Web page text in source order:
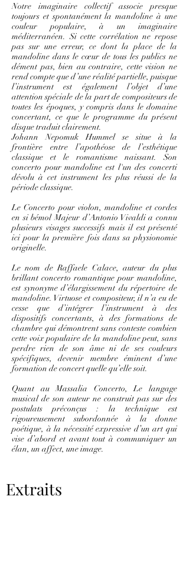
Notre imaginaire collectif associe presque
toujours et spontanément la mandoline à une
couleur populaire, à un imaginaire
méditerranéen. Si cette corrélation ne repose
pas sur une erreur, ce dont la place de la
mandoline dans le cœur de tous les publics ne
dément pas, bien au contraire, cette vision ne
rend compte que d’une réalité partielle, puisque
l’instrument est également l’objet d’une
attention spéciale de la part de compositeurs de
toutes les époques, y compris dans le domaine
concertant, ce que le programme du présent
disque traduit clairement.
Johann Nepomuk Hummel se situe à la
frontière entre l’apothéose de l’esthétique
classique et le romantisme naissant. Son
concerto pour mandoline est l'un des concerti
dévolu à cet instrument les plus réussi de la
période classique.
Le Concerto pour violon, mandoline et cordes
en si bémol Majeur d’Antonio Vivaldi a connu
plusieurs visages successifs mais il est présenté
ici pour la première fois dans sa physionomie
originelle.
Le nom de Raffaele Calace, auteur du plus
brillant concerto romantique pour mandoline,
est synonyme d’élargissement du répertoire de
mandoline. Virtuose et compositeur, il n’a eu de
cesse que d’intégrer l’instrument à des
dispositifs concertants, à des formations de
chambre qui démontrent sans conteste combien
cette voix populaire de la mandoline peut, sans
perdre rien de son âme ni de ses couleurs
spécifiques, devenir membre éminent d’une
formation de concert quelle qu’elle soit.
Quant au Massalia Concerto, Le langage
musical de son auteur ne construit pas sur des
postulats préconçus : la technique est
rigoureusement subordonnée à la donne
poétique, à la nécessité expressive d’un art qui
vise d’abord et avant tout à communiquer un
élan, un affect, une image.
Extraits